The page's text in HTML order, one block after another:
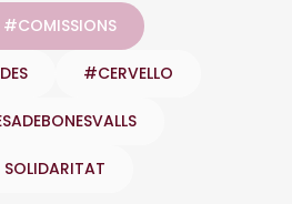
#COMISSIONS
#CERVELLO